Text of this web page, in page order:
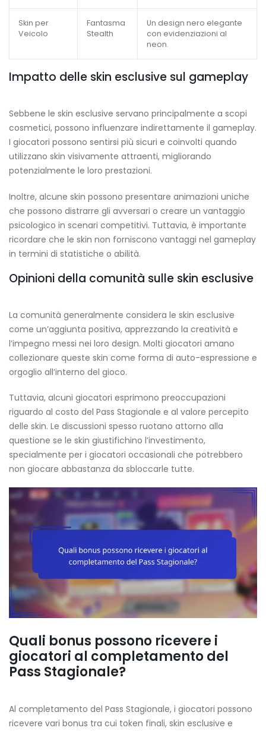
Skin per
Veicolo
Fantasma
Stealth
Un design nero elegante
con evidenziazioni al
neon.
Impatto delle skin esclusive sul gameplay
Sebbene le skin esclusive servano principalmente a scopi
cosmetici, possono influenzare indirettamente il gameplay.
I giocatori possono sentirsi più sicuri e coinvolti quando
utilizzano skin visivamente attraenti, migliorando
potenzialmente le loro prestazioni.
Inoltre, alcune skin possono presentare animazioni uniche
che possono distrarre gli avversari o creare un vantaggio
psicologico in scenari competitivi. Tuttavia, è importante
ricordare che le skin non forniscono vantaggi nel gameplay
in termini di statistiche o abilità.
Opinioni della comunità sulle skin esclusive
La comunità generalmente considera le skin esclusive
come un’aggiunta positiva, apprezzando la creatività e
l’impegno messi nei loro design. Molti giocatori amano
collezionare queste skin come forma di auto-espressione e
orgoglio all’interno del gioco.
Tuttavia, alcuni giocatori esprimono preoccupazioni
riguardo al costo del Pass Stagionale e al valore percepito
delle skin. Le discussioni spesso ruotano attorno alla
questione se le skin giustifichino l’investimento,
specialmente per i giocatori occasionali che potrebbero
non giocare abbastanza da sbloccarle tutte.
Quali bonus possono ricevere i
giocatori al completamento del
Pass Stagionale?
Al completamento del Pass Stagionale, i giocatori possono
ricevere vari bonus tra cui token finali, skin esclusive e